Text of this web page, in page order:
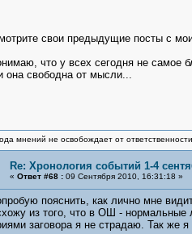
свои предыдущие посты с
что у всех сегодня не самое
она свободна от мысли...
мнений не освобождает от
Re: Хронология событий 1-4
« Ответ #68 :09 Сентября 2010, 16:31:18 »
пояснить, как лично мне
из того, что в ОШ - нормальные
заговора я не страдаю. Так же